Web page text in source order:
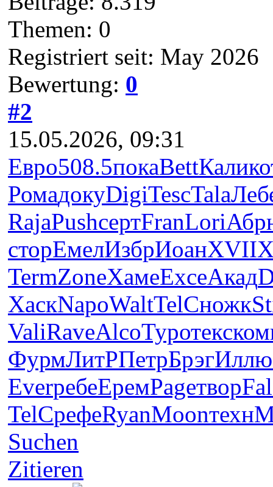
Themen: 0
Registriert seit: May 2026
Bewertung: 0
#2
15.05.2026, 09:31
Евро508.5покаBettКали
РомадокуDigiTescTala
RajaPushсертFranLori
сторЕмелИзбрИоанXVII
TermZoneХамеExceАкад
ХаскNapoWaltTelCножк
ValiRaveAlcoТуротекс
ФурмЛитРПетрБрэгИллю
EverребеЕремPageтвор
TelCрефеRyanMoonтехн
Suchen
Zitieren